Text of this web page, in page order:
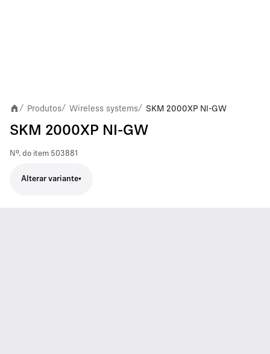
/ Produtos/ Wireless systems/ SKM 2000XP NI-GW
SKM 2000XP NI-GW
Nº. do item 503881
Alterar variante